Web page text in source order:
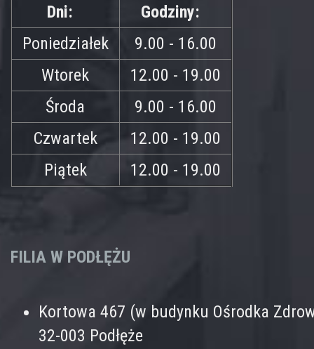
Dni:
Godziny:
Poniedziałek
9.00 - 16.00
Wtorek
12.00 - 19.00
Środa
9.00 - 16.00
Czwartek
12.00 - 19.00
Piątek
12.00 - 19.00
FILIA W PODŁĘŻU
Kortowa 467 (w budynku Ośrodka
32-003 Podłęże